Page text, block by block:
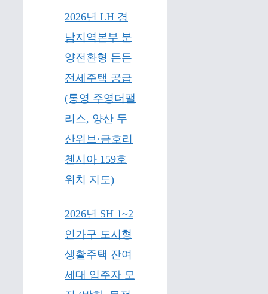
2026년 LH 경
남지역본부 분
양전환형 든든
전세주택 공급
(통영 주영더팰
리스, 양산 두
산위브·금호리
첸시아 159호
위치 지도)
2026년 SH 1~2
인가구 도시형
생활주택 잔여
세대 입주자 모